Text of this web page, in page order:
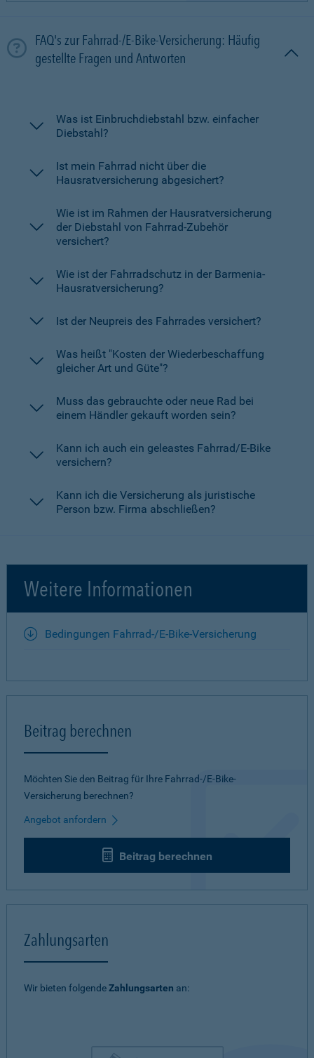
FAQ's zur Fahrrad-/E-Bike-Versicherung: Häufig
gestellte Fragen und Antworten
Was ist Einbruchdiebstahl bzw. einfacher
Diebstahl?
Ist mein Fahrrad nicht über die
Hausratversicherung abgesichert?
Wie ist im Rahmen der Hausratversicherung
der Diebstahl von Fahrrad-Zubehör
versichert?
Wie ist der Fahrradschutz in der Barmenia-
Hausratversicherung?
Ist der Neupreis des Fahrrades versichert?
Was heißt "Kosten der Wiederbeschaffung
gleicher Art und Güte"?
Muss das gebrauchte oder neue Rad bei
einem Händler gekauft worden sein?
Kann ich auch ein geleastes Fahrrad/E-Bike
versichern?
Kann ich die Versicherung als juristische
Person bzw. Firma abschließen?
Weitere Informationen
Bedingungen Fahrrad-/E-Bike-Versicherung
Beitrag berechnen
Möchten Sie den Beitrag für Ihre Fahrrad-/E-Bike-
Versicherung berechnen?
Angebot anfordern
Beitrag berechnen
Zahlungsarten
Wir bieten folgendeZahlungsarten an: